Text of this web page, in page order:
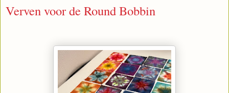
Verven voor de Round Bobbin